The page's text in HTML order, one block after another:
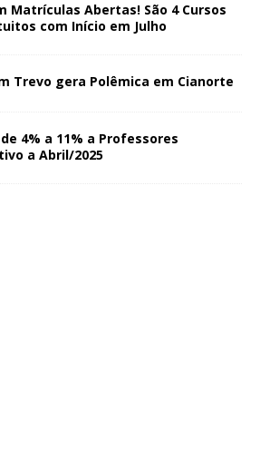
Matrículas Abertas! São 4 Cursos
com Início em Julho
Trevo gera Polêmica em Cianorte
4% a 11% a Professores
a Abril/2025